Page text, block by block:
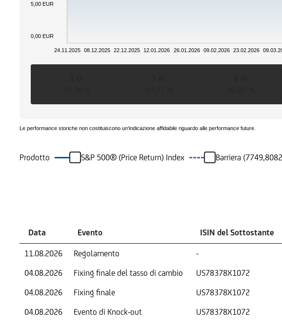
24.11.2025 08.12.2025 22.12.2025 12.01.2026 26.01.2026 09.02.2026 23.02.2026
0,00 EUR
5,00 EUR
Le performance storiche non costituiscono un'indicazione affidabile riguardo alle performance future.
Prodotto S&P 500® (Price Return) Index Barriera
Data Evento ISIN del Sottostante
11.08.2026 Regolamento -
04.08.2026
Fixing finale del tasso di cambio US78378X1072
04.08.2026
Fixing finale US78378X1072
04.08.2026
Evento di Knock-out US78378X1072